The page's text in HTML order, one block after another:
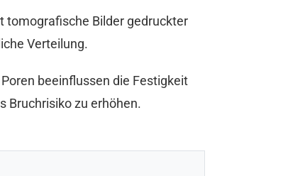
tomografische Bilder gedruckter
Verteilung.
beeinflussen die Festigkeit
Bruchrisiko zu erhöhen.